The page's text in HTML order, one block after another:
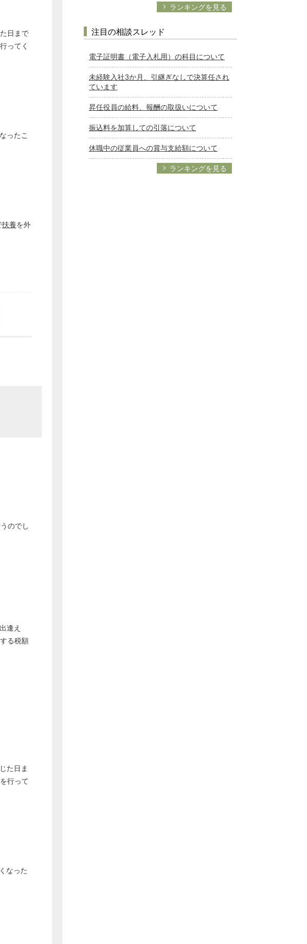
日まで
ってく
ったこ
扶養を外
のでし
逢え
る税額
た日ま
行って
なった
ランキングを見る
注目の相談スレッド
電子証明書（電子入札用）の科目について
未経験入社3か月、引継ぎなしで決算任され
ています
昇任役員の給料、報酬の取扱いについて
振込料を加算しての引落について
休職中の従業員への賞与支給額について
ランキングを見る